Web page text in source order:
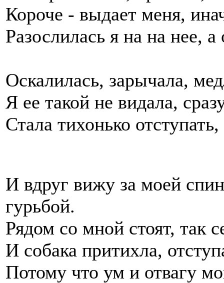
Короче - выдает меня,
Разослилась я на на нее,
Оскалилась, зарычала,
Я ее такой не видала,
Стала тихонько
И вдруг вижу за моей
гурьбой.
Рядом со мной стоят, так
И собака притихла,
Потому что ум и отвагу